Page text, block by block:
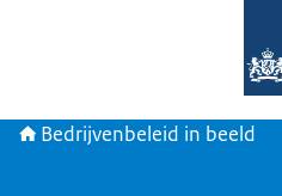
Bedrijvenbeleid in beeld